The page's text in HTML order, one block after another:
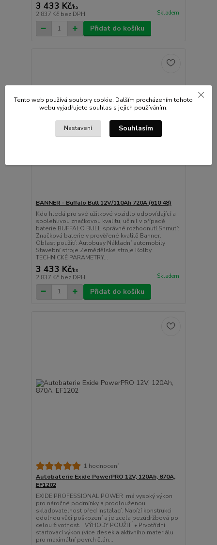
3 433 Kč/ks
2 837 Kč bez DPH Skladem
Přidat do košíku
BANNER - Buffalo Bull 12V/110Ah 720A (610 48)
Kdo hledá pro své užitkové vozidlo odpovídající a
spolehlivou značkovou kvalitu, učinil v případě
baterie BUFFALO BULL správné rozhodnutí.Shrnutí:
Značková baterie v prověřené kvalitě Banner.
Oblast použití: Autobusy Nákladní automobily
Stavební stroje Zemědělské stroje Rolby
TECHNICKÉ PARAMETRY...
3 433 Kč/ks
2 837 Kč bez DPH Skladem
Přidat do košíku
1 hodnocení
Autobaterie Exide PowerPRO 12V, 120Ah, 870A,
EF1202
EXIDE PROFESSIONAL POWER má vysoký výkon
pro náročné podmínky a prodlouženou
skladovatelnost před instalací. Nabízí konstrukci
odolnou vůči poškození a je zcela bezúdržbová po
celou životnost. VÝHODY POUŽITÍ • Prvotřídní
startovací výkon (více desek a aktivního materiálu
pro maximální povrch člán...
Tento web používá soubory cookie. Dalším procházením tohoto
webu vyjadřujete souhlas s jejich používáním.
Nastavení Souhlasím